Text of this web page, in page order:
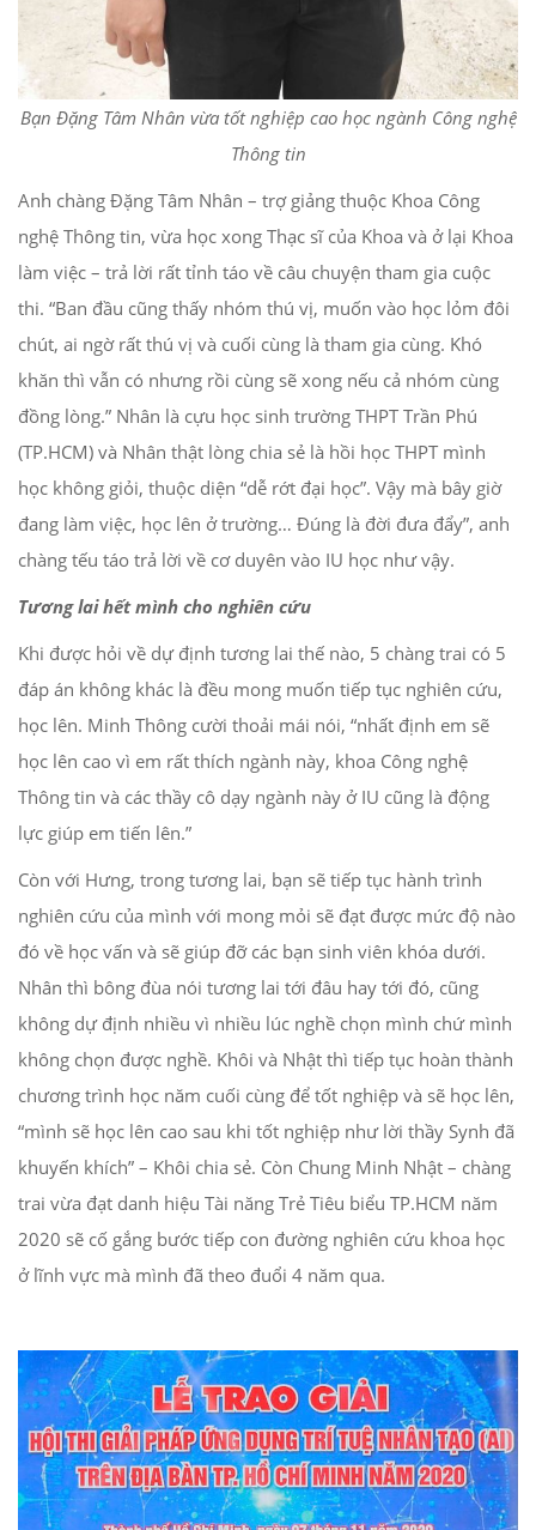
Bạn Đặng Tâm Nhân vừa tốt nghiệp cao học ngành Công nghệ
Thông tin
Anh chàng Đặng Tâm Nhân – trợ giảng thuộc Khoa Công
nghệ Thông tin, vừa học xong Thạc sĩ của Khoa và ở lại Khoa
làm việc – trả lời rất tỉnh táo về câu chuyện tham gia cuộc
thi. “Ban đầu cũng thấy nhóm thú vị, muốn vào học lỏm đôi
chút, ai ngờ rất thú vị và cuối cùng là tham gia cùng. Khó
khăn thì vẫn có nhưng rồi cùng sẽ xong nếu cả nhóm cùng
đồng lòng.” Nhân là cựu học sinh trường THPT Trần Phú
(TP.HCM) và Nhân thật lòng chia sẻ là hồi học THPT mình
học không giỏi, thuộc diện “dễ rớt đại học”. Vậy mà bây giờ
đang làm việc, học lên ở trường… Đúng là đời đưa đẩy”, anh
chàng tếu táo trả lời về cơ duyên vào IU học như vậy.
Tương lai hết mình cho nghiên cứu
Khi được hỏi về dự định tương lai thế nào, 5 chàng trai có 5
đáp án không khác là đều mong muốn tiếp tục nghiên cứu,
học lên. Minh Thông cười thoải mái nói, “nhất định em sẽ
học lên cao vì em rất thích ngành này, khoa Công nghệ
Thông tin và các thầy cô dạy ngành này ở IU cũng là động
lực giúp em tiến lên.”
Còn với Hưng, trong tương lai, bạn sẽ tiếp tục hành trình
nghiên cứu của mình với mong mỏi sẽ đạt được mức độ nào
đó về học vấn và sẽ giúp đỡ các bạn sinh viên khóa dưới.
Nhân thì bông đùa nói tương lai tới đâu hay tới đó, cũng
không dự định nhiều vì nhiều lúc nghề chọn mình chứ mình
không chọn được nghề. Khôi và Nhật thì tiếp tục hoàn thành
chương trình học năm cuối cùng để tốt nghiệp và sẽ học lên,
“mình sẽ học lên cao sau khi tốt nghiệp như lời thầy Synh đã
khuyến khích” – Khôi chia sẻ. Còn Chung Minh Nhật – chàng
trai vừa đạt danh hiệu Tài năng Trẻ Tiêu biểu TP.HCM năm
2020 sẽ cố gắng bước tiếp con đường nghiên cứu khoa học
ở lĩnh vực mà mình đã theo đuổi 4 năm qua.